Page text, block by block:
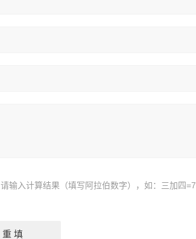
请输入计算结果（填写阿拉伯数字），如：三加四=7